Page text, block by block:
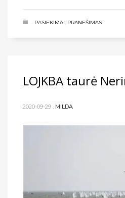
. PASIEKIMAI, PRANEŠIMAS
LOJKBA taurė
2020-09-29 . MILDA